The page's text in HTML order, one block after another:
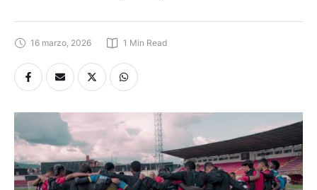
16 marzo, 2026 1 Min Read